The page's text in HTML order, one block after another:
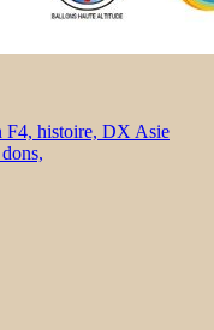
F4, histoire, DX Asie